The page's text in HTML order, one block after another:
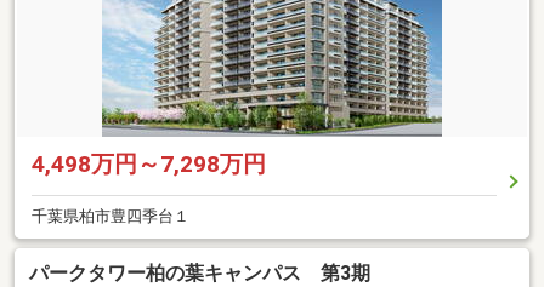
4,498万円～7,298万円
千葉県柏市豊四季台１
パークタワー柏の葉キャンパス 第3期